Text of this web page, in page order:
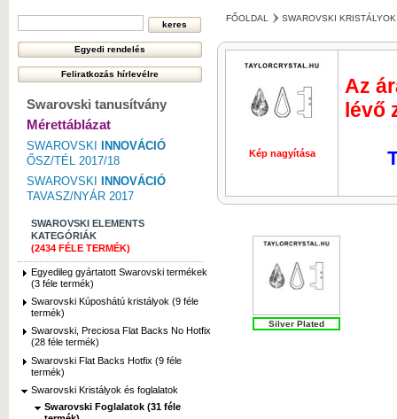
Swarovski tanusítvány
Mérettáblázat
SWAROVSKI
INNOVÁCIÓ
ŐSZ/TÉL 2017/18
SWAROVSKI
INNOVÁCIÓ
TAVASZ/NYÁR 2017
SWAROVSKI ELEMENTS
KATEGÓRIÁK
(2434 FÉLE TERMÉK)
Egyedileg gyártatott Swarovski termékek
(3 féle termék)
Swarovski Kúposhátú kristályok (9 féle
termék)
Swarovski, Preciosa Flat Backs No Hotfix
(28 féle termék)
Swarovski Flat Backs Hotfix (9 féle
termék)
Swarovski Kristályok és foglalatok
Swarovski Foglalatok (31 féle
FŐOLDAL SWAROVSKI
Kép nagyítása
Az
lévő
Silver Plated